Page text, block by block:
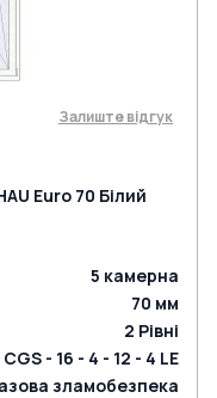
Залиште відгук
Euro 70 Білий
5 камерна
70 мм
2 Рівні
CGS - 16 - 4 - 12 - 4 LE
зламобезпека